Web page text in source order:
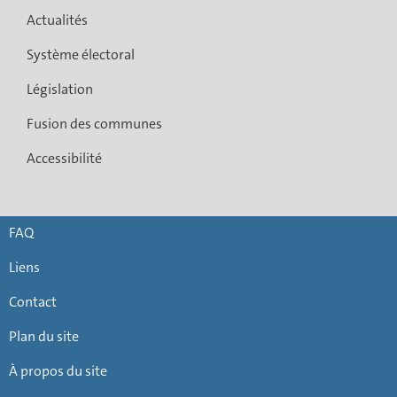
Actualités
Système électoral
Législation
Fusion des communes
Accessibilité
FAQ
Liens
Contact
Plan du site
À propos du site